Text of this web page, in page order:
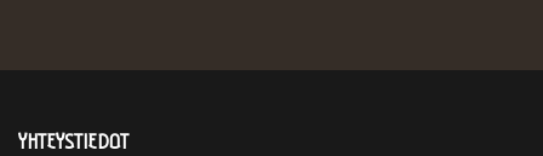
YHTEYSTIEDOT